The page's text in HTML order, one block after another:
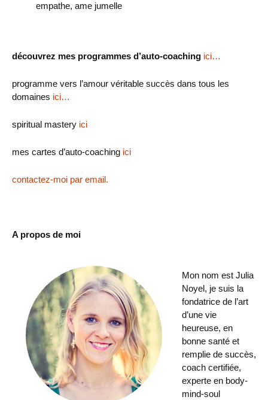
empathe, ame jumelle
découvrez mes programmes d’auto-coaching ici…
programme vers l’amour véritable succès dans tous les
domaines ici…
spiritual mastery ici
mes cartes d’auto-coaching ici
contactez-moi par email.
A propos de moi
Mon nom est Julia
Noyel, je suis la
fondatrice de l’art
d’une vie
heureuse, en
bonne santé et
remplie de succès,
coach certifiée,
experte en body-
mind-soul